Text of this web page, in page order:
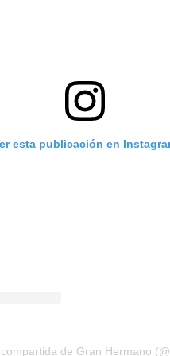
esta publicación en
de Gran Hermano